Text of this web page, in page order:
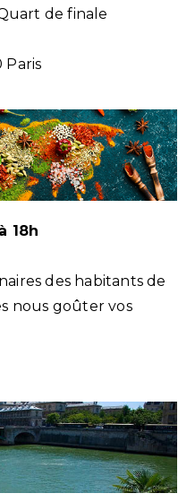
de finale
Paris
18h
des habitants de
nous goûter vos